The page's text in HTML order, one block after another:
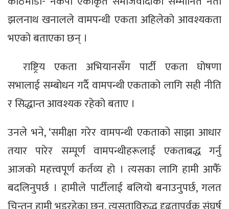
झलनाथ खनालले वामपन्थी एकता अहिलेको आवश्यकता
भएको बताएका छन् ।
राष्ट्रिय एकता अभियानसँग पार्टी एकता घोषणा
सभालाई सम्बोधन गर्दै वामपन्थी एकताको लागि सही नीति
र सिद्धान्त आवश्यक रहेको बताए ।
उनले भने, ‘समीक्षा गरेर वामपन्थी एकताको साझा आधार
तयार पारेर सम्पूर्ण वामपन्थीहरूलाई एकताबद्ध गर्नु
आजको महत्त्वपूर्ण कर्तव्य हो । त्यसका लागि हामी आफैँ
बदलिनुपर्छ । हामीले पार्टीलाई बलियो बनाउनुपर्छ, गलत